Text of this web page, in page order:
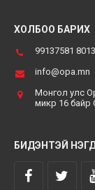
ХОЛБОО БАРИХ
99137581
info@opa.mn
Монгол улс
микр 16 байр
БИДЭНТЭЙ